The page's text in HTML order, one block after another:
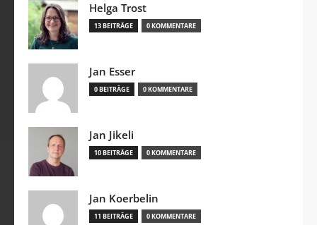
Helga Trost
13 BEITRÄGE 0 KOMMENTARE
Jan Esser
0 BEITRÄGE 0 KOMMENTARE
Jan Jikeli
10 BEITRÄGE 0 KOMMENTARE
Jan Koerbelin
11 BEITRÄGE 0 KOMMENTARE